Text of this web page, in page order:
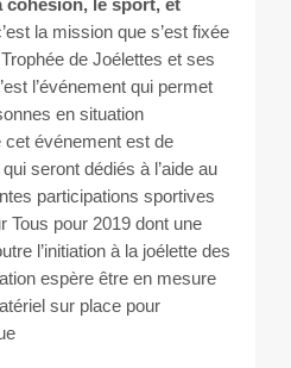
la mission que s’est fixée
de Joélettes et ses
l’événement qui permet
en situation
cet événement est de
seront dédiés à l’aide au
participations sportives
Tous pour 2019 dont une
l’initiation à la joélette des
espère être en mesure
sur place pour